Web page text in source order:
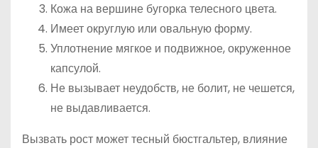
Кожа на вершине бугорка телесного цвета.
Имеет округлую или овальную форму.
Уплотнение мягкое и подвижное, окруженное
капсулой.
Не вызывает неудобств, не болит, не чешется,
не выдавливается.
Вызвать рост может тесный бюстгальтер, влияние